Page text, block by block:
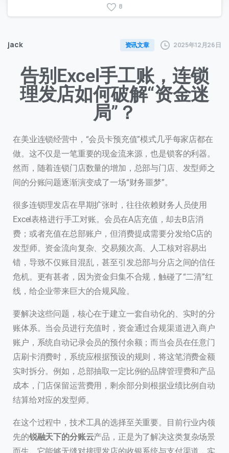
8
jack 资讯文章 2025年12月26日
告别Excel手工账，连锁
理发店如何破解“资金迷
局”？
在美业连锁经营中，“会员卡预充值”模式几乎每家店都在
做。这不仅是一笔重要的现金流来源，也是锁客的利器。
然而，随着连锁门店数量的增加，总部与门店、发型师之
间的分账问题逐渐演变成了一场“财务噩梦”。
很多连锁理发店在早期扩张时，往往依赖财务人员使用
Excel表格进行手工对账。会员在A店充值，却去B店消
费；或者充值在总部账户，但消费提成需要分发给C店的
发型师。资金流向复杂、交易频次高、人工核对容易出
错，导致不仅账目混乱，甚至引发总部与分店之间的信任
危机。更有甚者，因为资金归集不合规，触碰了“二清”红
线，给企业带来巨大的合规风险。
要解决这些问题，核心在于建立一套自动化的、实时的分
账体系。当会员进行充值时，资金通过合规渠道进入商户
账户，系统自动记录会员的预付余额；而当会员在任意门
店刷卡消费时，系统应根据预设的规则，将这笔消费金额
实时拆分。例如，总部抽取一定比例的品牌管理费和产品
成本，门店保留运营费用，剩余部分则根据业绩比例自动
结算给对应的发型师。
在这个过程中，技术工具的选择至关重要。目前行业内领
先的锐融天下的分账云产品，正是为了解决这类复杂场景